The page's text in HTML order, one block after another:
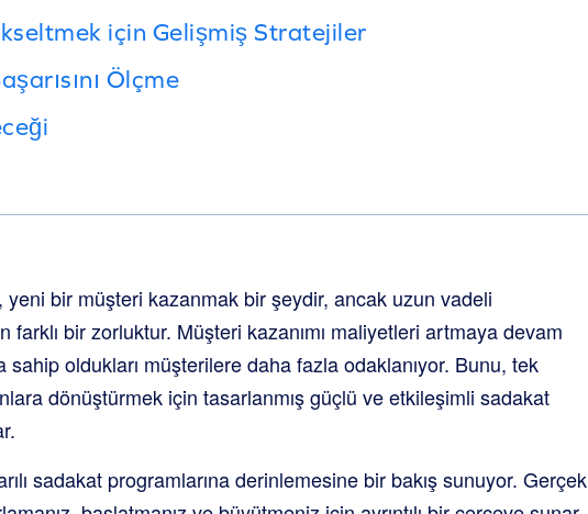
için Gelişmiş Stratejiler
Ölçme
yeni bir müşteri kazanmak bir şeydir, ancak uzun vadeli
bir zorluktur. Müşteri kazanımı maliyetleri artmaya devam
sahip oldukları müşterilere daha fazla odaklanıyor. Bunu, tek
dönüştürmek için tasarlanmış güçlü ve etkileşimli sadakat
sadakat programlarına derinlemesine bir bakış sunuyor. Gerçek